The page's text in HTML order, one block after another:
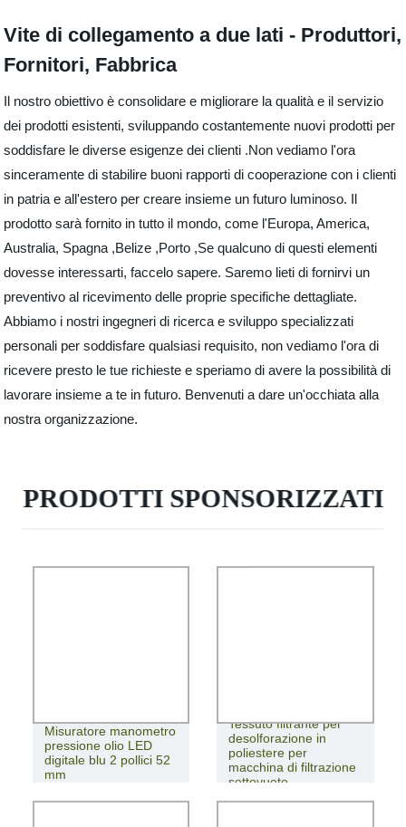
Vite di collegamento a due lati - Produttori,
Fornitori, Fabbrica
Il nostro obiettivo è consolidare e migliorare la qualità e il servizio
dei prodotti esistenti, sviluppando costantemente nuovi prodotti per
soddisfare le diverse esigenze dei clienti .Non vediamo l'ora
sinceramente di stabilire buoni rapporti di cooperazione con i clienti
in patria e all'estero per creare insieme un futuro luminoso. Il
prodotto sarà fornito in tutto il mondo, come l'Europa, America,
Australia, Spagna ,Belize ,Porto ,Se qualcuno di questi elementi
dovesse interessarti, faccelo sapere. Saremo lieti di fornirvi un
preventivo al ricevimento delle proprie specifiche dettagliate.
Abbiamo i nostri ingegneri di ricerca e sviluppo specializzati
personali per soddisfare qualsiasi requisito, non vediamo l'ora di
ricevere presto le tue richieste e speriamo di avere la possibilità di
lavorare insieme a te in futuro. Benvenuti a dare un'occhiata alla
nostra organizzazione.
PRODOTTI SPONSORIZZATI
Misuratore manometro
pressione olio LED
digitale blu 2 pollici 52
mm
Tessuto filtrante per
desolforazione in
poliestere per
macchina di filtrazione
sottovuoto